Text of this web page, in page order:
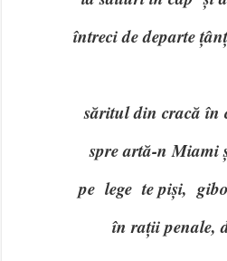
întreci de departe
săritul din cracă în
spre artă-n Miami
pe lege te piși,
în rații penale,